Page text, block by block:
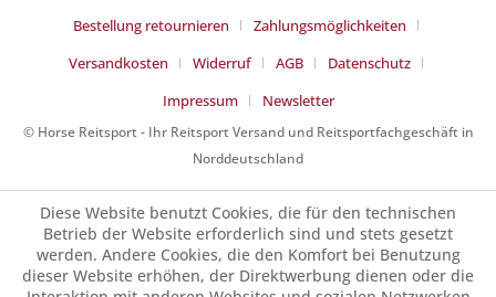
Bestellung retournieren
Zahlungsmöglichkeiten
Versandkosten
Widerruf AGB
Datenschutz
Impressum
Newsletter
© Horse Reitsport - Ihr Reitsport Versand und Reitsportfachgeschäft in
Norddeutschland
Diese Website benutzt Cookies, die für den technischen
Betrieb der Website erforderlich sind und stets gesetzt
werden. Andere Cookies, die den Komfort bei Benutzung
dieser Website erhöhen, der Direktwerbung dienen oder die